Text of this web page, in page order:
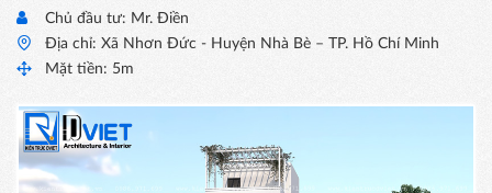
Chủ đầu tư: Mr. Điền
Địa chỉ: Xã Nhơn Đức - Huyện Nhà Bè – TP. Hồ Chí Minh
Mặt tiền: 5m